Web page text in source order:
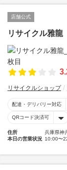
店舗公式
リサイクル雅龍
リサイクルショップ
配達・デリバリー対応
QRコード決済可
住所
兵庫県神
本日の営業状況 10:00〜